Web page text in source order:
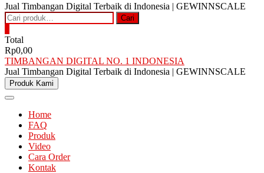
Jual Timbangan Digital Terbaik di Indonesia | GEWINNSCALE
Pencarian
untuk:
Cari
Total
Rp0,00
TIMBANGAN DIGITAL NO. 1 INDONESIA
Jual Timbangan Digital Terbaik di Indonesia | GEWINNSCALE
Produk Kami
Home
FAQ
Produk
Video
Cara Order
Kontak